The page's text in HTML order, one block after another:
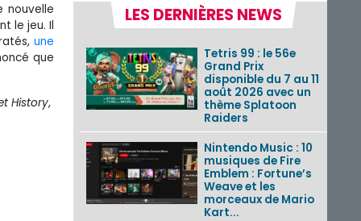
nouvelle
le jeu. Il
une
que
History,
LES DERNIÈRES NEWS
Tetris 99 : le 56e
Grand Prix
disponible du 7 au 11
août 2026 avec un
thème Splatoon
Raiders
Nintendo Music : 10
musiques de Fire
Emblem : Fortune’s
Weave et les
morceaux de Mario
Kart...